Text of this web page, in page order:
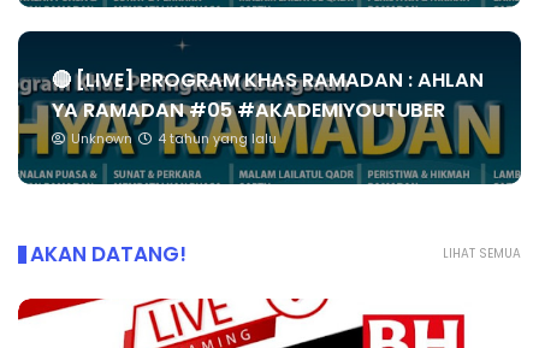
🔴 [LIVE] PROGRAM KHAS RAMADAN : AHLAN
YA RAMADAN #05 #AKADEMIYOUTUBER
Unknown 4 tahun yang lalu
LIHAT SEMUA
AKAN DATANG!